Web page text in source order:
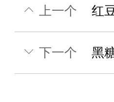
上一个 红
下一个 黑